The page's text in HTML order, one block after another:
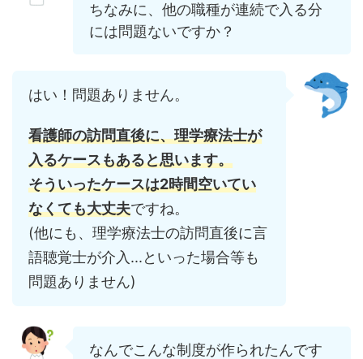
ちなみに、他の職種が連続で入る分
には問題ないですか？
はい！問題ありません。
看護師の訪問直後に、理学療法士が
入るケースもあると思います。
そういったケースは2時間空いてい
なくても大丈夫ですね。
(他にも、理学療法士の訪問直後に言
語聴覚士が介入...といった場合等も
問題ありません)
なんでこんな制度が作られたんです